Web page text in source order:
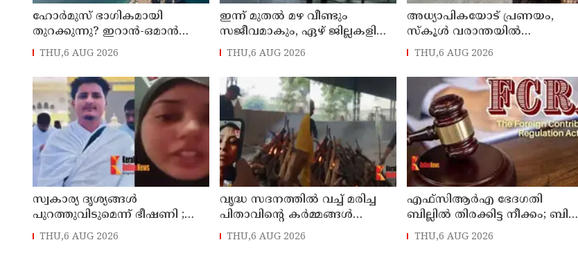
ഹോര്‍മുസ് ഭാഗികമായി
തുറക്കുന്നു? ഇറാന്‍-ഒമാന്‍
ചര്‍ച്ച ധാരണയിലെത്തിയതായി
റിപ്പോര്‍ട്ട്
THU,6 AUG 2026
ഇന്ന് മുതല്‍ മഴ വീണ്ടും
സജീവമാകും, ഏഴ് ജില്ലകളില്‍
ഓറഞ്ച് അലര്‍ട്ട്, അഞ്ച്
താലൂക്കുകളില്‍ അവധി
THU,6 AUG 2026
അധ്യാപികയോട് പ്രണയം,
സ്‌കൂള്‍ വരാന്തയില്‍
29കാരിയെ കുത്തിക്കൊന്ന്
21കാരന്‍, 30 സെക്കന്റില്‍ 34
തവണ കുത്തിയെന്ന് പൊലീസ്
THU,6 AUG 2026
സ്വകാര്യ ദൃശ്യങ്ങള്‍
പുറത്തുവിടുമെന്ന് ഭീഷണി ;
ആണ്‍സുഹൃത്തിനെ വിഡിയോ
THU,6 AUG 2026
വൃദ്ധ സദനത്തില്‍ വച്ച് മരിച്ച
പിതാവിന്റെ കര്‍മ്മങ്ങള്‍
ചെയ്യാന്‍ പോലും
THU,6 AUG 2026
എഫ്‌സിആര്‍എ ഭേദഗതി
ബില്ലില്‍ തിരക്കിട്ട നീക്കം; ബില്‍
നാളെയോ മറ്റന്നാളോ
THU,6 AUG 2026